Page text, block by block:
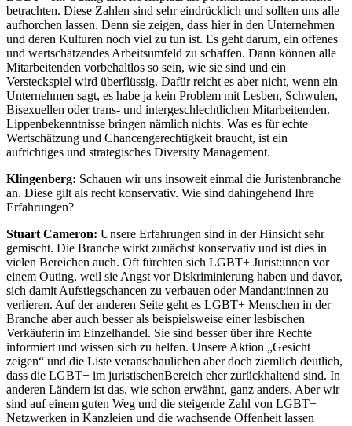
betrachten. Diese Zahlen sind sehr eindrücklich und sollten uns alle
aufhorchen lassen. Denn sie zeigen, dass hier in den Unternehmen
und deren Kulturen noch viel zu tun ist. Es geht darum, ein offenes
und wertschätzendes Arbeitsumfeld zu schaffen. Dann können alle
Mitarbeitenden vorbehaltlos so sein, wie sie sind und ein
Versteckspiel wird überflüssig. Dafür reicht es aber nicht, wenn ein
Unternehmen sagt, es habe ja kein Problem mit Lesben, Schwulen,
Bisexuellen oder trans- und intergeschlechtlichen Mitarbeitenden.
Lippenbekenntnisse bringen nämlich nichts. Was es für echte
Wertschätzung und Chancengerechtigkeit braucht, ist ein
aufrichtiges und strategisches Diversity Management.
Klingenberg: Schauen wir uns insoweit einmal die Juristenbranche
an. Diese gilt als recht konservativ. Wie sind dahingehend Ihre
Erfahrungen?
Stuart Cameron: Unsere Erfahrungen sind in der Hinsicht sehr
gemischt. Die Branche wirkt zunächst konservativ und ist dies in
vielen Bereichen auch. Oft fürchten sich LGBT+ Jurist:innen vor
einem Outing, weil sie Angst vor Diskriminierung haben und davor,
sich damit Aufstiegschancen zu verbauen oder Mandant:innen zu
verlieren. Auf der anderen Seite geht es LGBT+ Menschen in der
Branche aber auch besser als beispielsweise einer lesbischen
Verkäuferin im Einzelhandel. Sie sind besser über ihre Rechte
informiert und wissen sich zu helfen. Unsere Aktion „Gesicht
zeigen“ und die Liste veranschaulichen aber doch ziemlich deutlich,
dass die LGBT+ im juristischenBereich eher zurückhaltend sind. In
anderen Ländern ist das, wie schon erwähnt, ganz anders. Aber wir
sind auf einem guten Weg und die steigende Zahl von LGBT+
Netzwerken in Kanzleien und die wachsende Offenheit lassen